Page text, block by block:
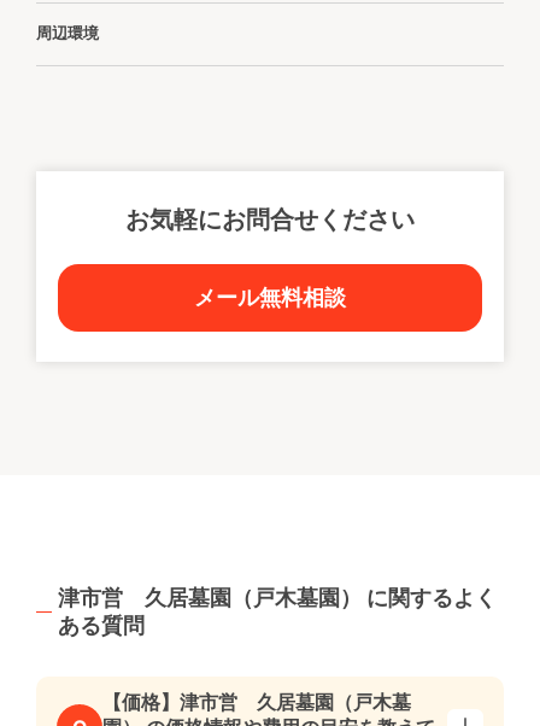
周辺環境
お気軽にお問合せください
メール無料相談
津市営 久居墓園（戸木墓園） に関するよく
ある質問
【価格】津市営 久居墓園（戸木墓